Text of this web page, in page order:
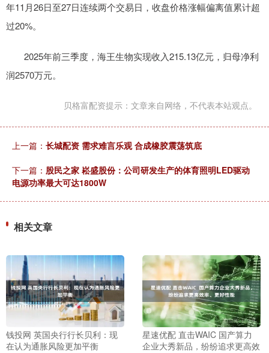
年11月26日至27日连续两个交易日，收盘价格涨幅偏离值累计超
过20%。
2025年前三季度，海王生物实现收入215.13亿元，归母净利
润2570万元。
贝格富配资提示：文章来自网络，不代表本站观点。
上一篇： 长城配资 需求难言乐观 合成橡胶震荡筑底
下一篇： 股民之家 崧盛股份：公司研发生产的体育照明LED驱动
电源功率最大可达1800W
相关文章
钱投网 英国央行行长贝利：现
在认为通胀风险更加平衡
星速优配 直击WAIC 国产算力
企业大秀新品，纷纷追求更高效